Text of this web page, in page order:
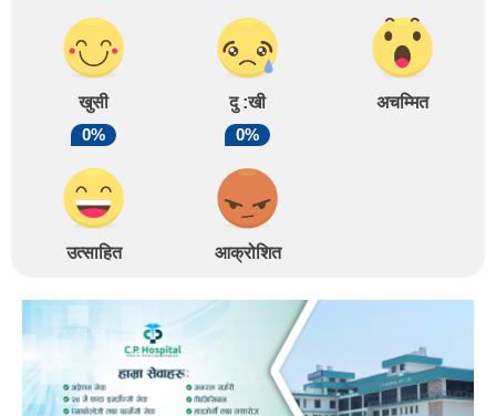
खुसी दु :खी
अचम्मित
0%
उत्साहित
0%
आक्रोशित